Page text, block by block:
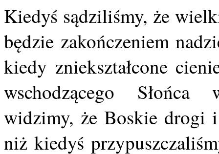
Kiedyś sądziliśmy, że
będzie zakończeniem
kiedy zniekształcone
wschodzącego Słońca
widzimy, że Boskie drogi
niż kiedyś